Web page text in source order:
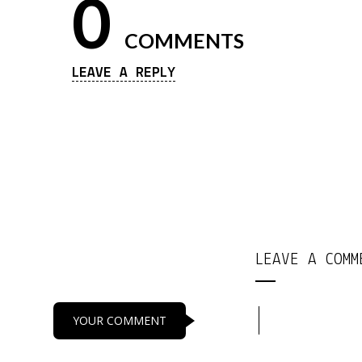
0 COMMENTS
LEAVE A REPLY
LEAVE A
YOUR COMMENT